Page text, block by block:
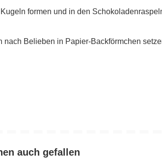
formen und in den
nach Belieben in Papier-Backförmchen
auch gefallen